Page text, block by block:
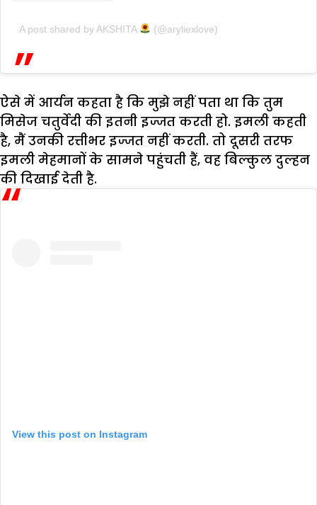
A post shared by AKSHITA (@aryliexlove)
ऐसे में आर्यन कहता है कि मुझे नहीं पता था कि तुम
मिसेज चतुर्वेदी की इतनी इज्जत करती हो. इमली कहती
है, मैं उनकी रत्तीभर इज्जत नहीं करती. तो दूसरी तरफ
इमली मेहमानों के सामने पहुंचती हैं, वह बिल्कुल दुल्हन
की दिखाई देती है.
View this post on Instagram